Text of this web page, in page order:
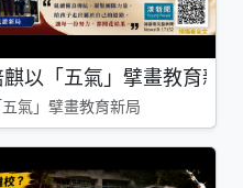
以「五氣」擘畫教育新局
氣」擘畫教育新局